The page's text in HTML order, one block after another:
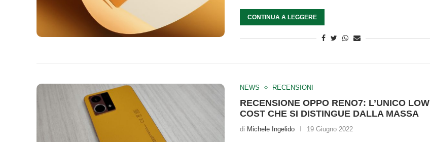
CONTINUA A LEGGERE
NEWS RECENSIONI
RECENSIONE OPPO RENO7: L’UNICO LOW
COST CHE SI DISTINGUE DALLA MASSA
di Michele Ingelido 19 Giugno 2022